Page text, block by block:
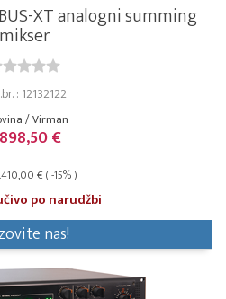
XT analogni summing
mikser
: 12132122
/ Virman
€
€ ( -15% )
po narudžbi
nas!